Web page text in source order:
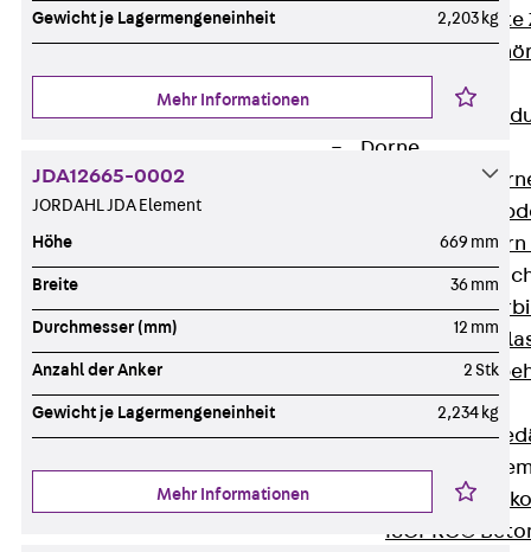
Verbindung
Zurück
Dorne
Querkraftdorn
Zurück
Wärmedämmung
Zurück
Zurück
ISOPRO®
Gewicht je Lagermengeneinheit 2,203 kg
Mehr Informationen
JDA12665-0002
JORDAHL JDA Element
Höhe 669 mm
Breite 36 mm
Durchmesser (mm) 12 mm
Anzahl der Anker 2 Stk
Gewicht je Lagermengeneinheit 2,234 kg
Mehr Informationen